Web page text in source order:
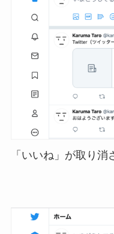
「いいね」が取り消